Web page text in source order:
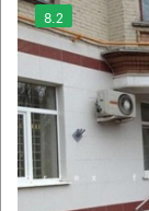
8.2